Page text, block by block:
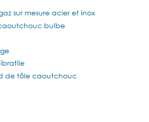
sur mesure acier et inox
bulbe
de tôle caoutchouc